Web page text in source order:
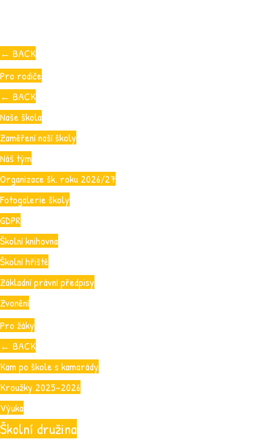
← BACK
Pro rodiče
← BACK
Naše škola
Zaměření naší školy
Náš tým
Organizace šk. roku 2026/27
Fotogalerie školy
GDPR
Školní knihovna
Školní hřiště
Základní právní předpisy
Zvonění
Pro žáky
← BACK
Kam po škole s kamarády
Kroužky 2025-2026
Výuka
Školní družina